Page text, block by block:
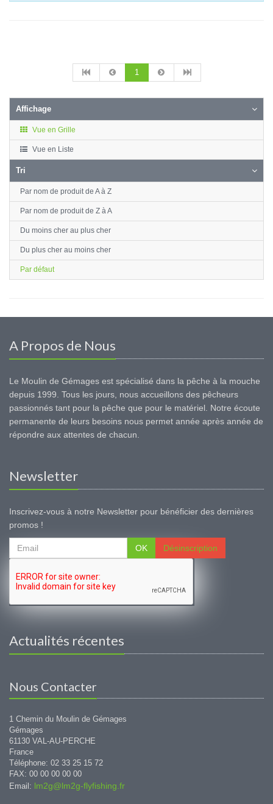
1
Affichage
Vue en Grille
Vue en Liste
Tri
Par nom de produit de A à Z
Par nom de produit de Z à A
Du moins cher au plus cher
Du plus cher au moins cher
Par défaut
A Propos de Nous
Le Moulin de Gémages est spécialisé dans la pêche à la mouche
depuis 1999. Tous les jours, nous accueillons des pêcheurs
passionnés tant pour la pêche que pour le matériel. Notre écoute
permanente de leurs besoins nous permet année après année de
répondre aux attentes de chacun.
Newsletter
Inscrivez-vous à notre Newsletter pour bénéficier des dernières
promos !
OK Désinscription
Actualités récentes
Nous Contacter
1 Chemin du Moulin de Gémages
Gémages
61130 VAL-AU-PERCHE
France
Téléphone: 02 33 25 15 72
FAX: 00 00 00 00 00
Email: lm2g@lm2g-flyfishing.fr